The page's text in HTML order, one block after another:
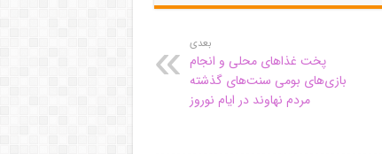
بعدی
پخت غذاهای محلی و انجام
بازی‌های بومی سنت‌های گذشته
مردم نهاوند در ایام نوروز